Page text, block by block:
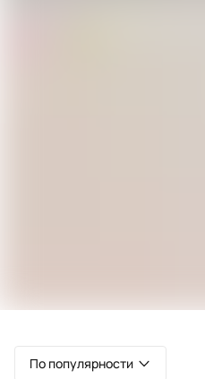
По популярности